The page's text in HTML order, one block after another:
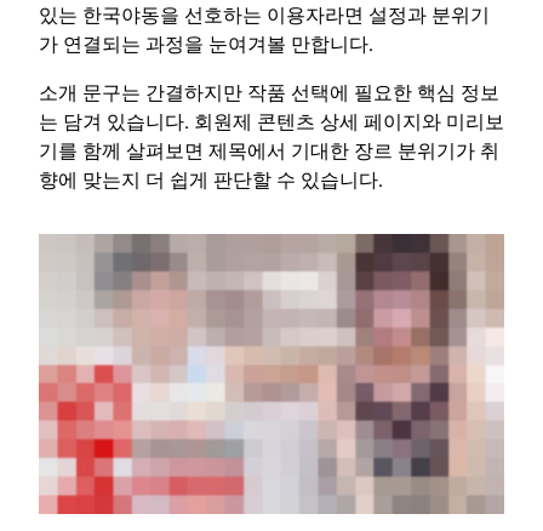
있는 한국야동을 선호하는 이용자라면 설정과 분위기
가 연결되는 과정을 눈여겨볼 만합니다.
소개 문구는 간결하지만 작품 선택에 필요한 핵심 정보
는 담겨 있습니다. 회원제 콘텐츠 상세 페이지와 미리보
기를 함께 살펴보면 제목에서 기대한 장르 분위기가 취
향에 맞는지 더 쉽게 판단할 수 있습니다.